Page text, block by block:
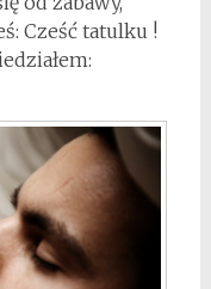
Cześć tatulku !